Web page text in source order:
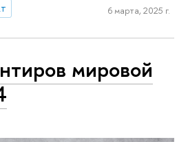
6 марта, 2025 г.
мировой